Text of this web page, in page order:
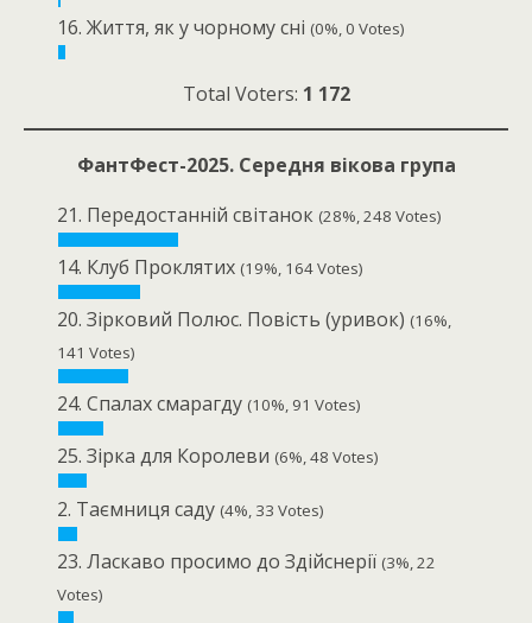
16. Життя, як у чорному сні (0%, 0 Votes)
Total Voters: 1 172
ФантФест-2025. Середня вікова група
21. Передостанній світанок (28%, 248 Votes)
14. Клуб Проклятих (19%, 164 Votes)
20. Зірковий Полюс. Повість (уривок) (16%,
141 Votes)
24. Спалах смарагду (10%, 91 Votes)
25. Зірка для Королеви (6%, 48 Votes)
2. Таємниця саду (4%, 33 Votes)
23. Ласкаво просимо до Здійснерії (3%, 22
Votes)